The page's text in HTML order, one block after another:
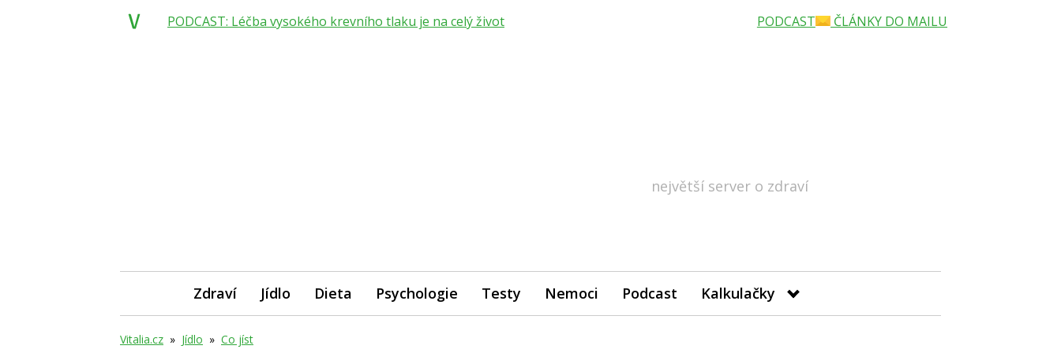
největší server o zdraví
Zdraví Jídlo Dieta Psychologie Testy Nemoci Podcast Kalkulačky
Vitalia.cz » Jídlo » Co jíst
PODCAST: Léčba vysokého krevního tlaku je na celý život PODCAST ČLÁNKY DO MAILU